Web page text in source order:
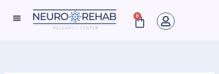
0
Cart